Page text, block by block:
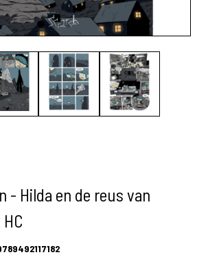
- Hilda en de reus van